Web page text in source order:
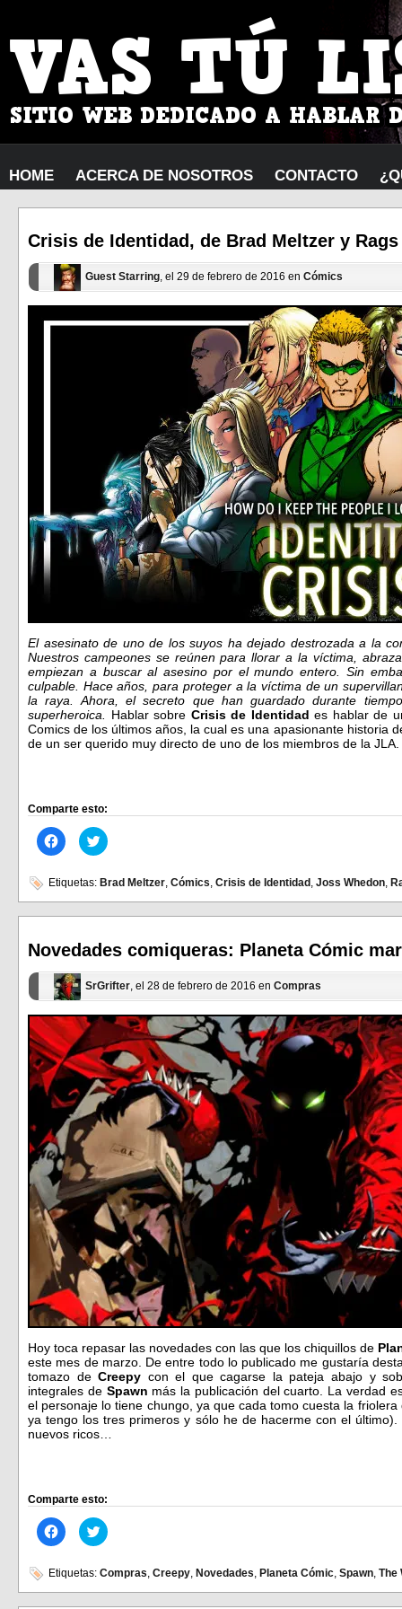
HOME ACERCA DE NOSOTROS CONTACTO
Crisis de Identidad, de Brad Meltzer y
Guest Starring, el 29 de febrero de 2016 en Cómics
El asesinato de uno de los suyos ha dejado destrozada a la
Nuestros campeones se reúnen para llorar a la víctima,
empiezan a buscar al asesino por el mundo entero. Sin
culpable. Hace años, para proteger a la víctima de un
la raya. Ahora, el secreto que han guardado durante
superheroica. Hablar sobre Crisis de Identidad es hablar de
Comics de los últimos años, la cual es una apasionante historia
de un ser querido muy directo de uno de los miembros de la JLA.
Comparte esto:
Haz
clic
en
Facebook
(Se
abre
ventana
nueva)
Haz
clic
en
(Se
abre
ventana
nueva)
Etiquetas: Brad Meltzer, Cómics, Crisis de Identidad , Joss Whedon,
Novedades comiqueras: Planeta Cómic
SrGrifter, el 28 de febrero de 2016 en Compras
Hoy toca repasar las novedades con las que los chiquillos de
este mes de marzo. De entre todo lo publicado me gustaría
tomazo deCreepy con el que cagarse la pateja abajo y
integrales de Spawn más la publicación del cuarto. La verdad
el personaje lo tiene chungo, ya que cada tomo cuesta la
ya tengo los tres primeros y sólo he de hacerme con el
nuevos ricos…
Comparte esto:
Haz
clic
en
Facebook
(Se
abre
Haz
clic
en
Twitter
(Se
abre
Etiquetas: Compras, Creepy, Novedades, Planeta Cómic, Spawn, The